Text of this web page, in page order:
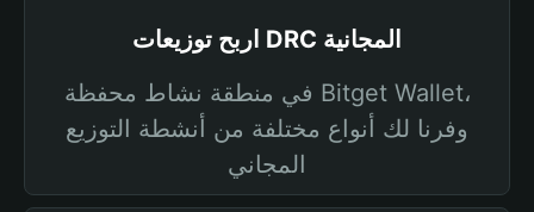
اربح توزيعات DRC المجانية
في منطقة نشاط محفظة Bitget Wallet،
وفرنا لك أنواع مختلفة من أنشطة التوزيع
المجاني